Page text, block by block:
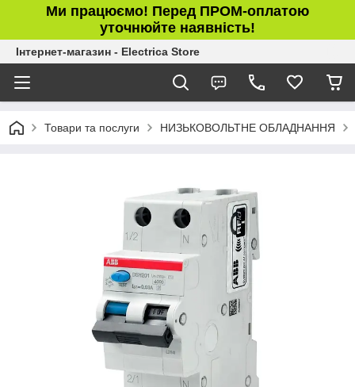
Ми працюємо! Перед ПРОМ-оплатою
уточнюйте наявність!
Інтернет-магазин - Electrica Store
Товари та послуги НИЗЬКОВОЛЬТНЕ ОБЛАДНАННЯ